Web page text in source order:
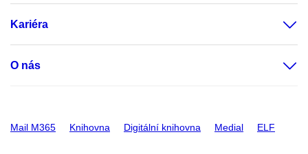
Kariéra
O nás
Mail M365 Knihovna Digitální knihovna Medial ELF